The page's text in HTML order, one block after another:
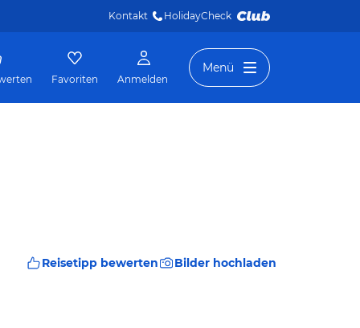
Kontakt HolidayCheck
Favoriten Anmelden
Menü
Reisetipp bewerten Bilder hochladen